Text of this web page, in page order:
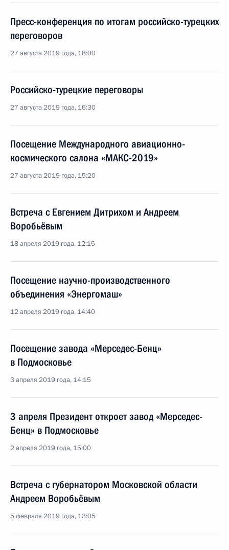
Пресс-конференция по итогам российско-турецких
переговоров
27 августа 2019 года, 18:00
Российско-турецкие переговоры
27 августа 2019 года, 16:30
Посещение Международного авиационно-
космического салона «МАКС-2019»
27 августа 2019 года, 15:20
Встреча с Евгением Дитрихом и Андреем
Воробьёвым
18 апреля 2019 года, 12:15
Посещение научно-производственного
объединения «Энергомаш»
12 апреля 2019 года, 14:40
Посещение завода «Мерседес-Бенц»
в Подмосковье
3 апреля 2019 года, 14:15
3 апреля Президент откроет завод «Мерседес-
Бенц» в Подмосковье
2 апреля 2019 года, 15:00
Встреча с губернатором Московской области
Андреем Воробьёвым
5 февраля 2019 года, 13:05